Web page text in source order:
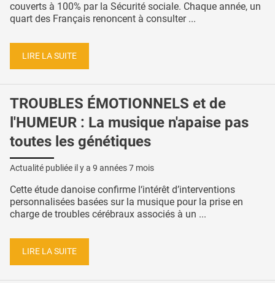
couverts à 100% par la Sécurité sociale. Chaque année, un
quart des Français renoncent à consulter ...
LIRE LA SUITE
TROUBLES ÉMOTIONNELS et de
l'HUMEUR : La musique n'apaise pas
toutes les génétiques
Actualité publiée il y a 9 années 7 mois
Cette étude danoise confirme l‘intérêt d’interventions
personnalisées basées sur la musique pour la prise en
charge de troubles cérébraux associés à un ...
LIRE LA SUITE